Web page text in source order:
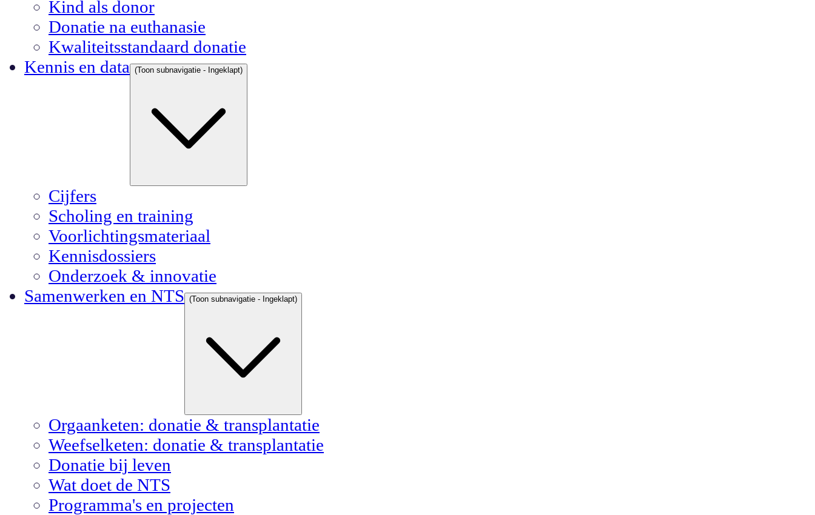
Kind als donor
Donatie na euthanasie
Kwaliteitsstandaard donatie
Kennis en data
(Toon subnavigatie - Ingeklapt)
Cijfers
Scholing en training
Voorlichtingsmateriaal
Kennisdossiers
Onderzoek & innovatie
Samenwerken en NTS (Toon subnavigatie - Ingeklapt)
Orgaanketen: donatie & transplantatie
Weefselketen: donatie & transplantatie
Donatie bij leven
Wat doet de NTS
Programma's en projecten